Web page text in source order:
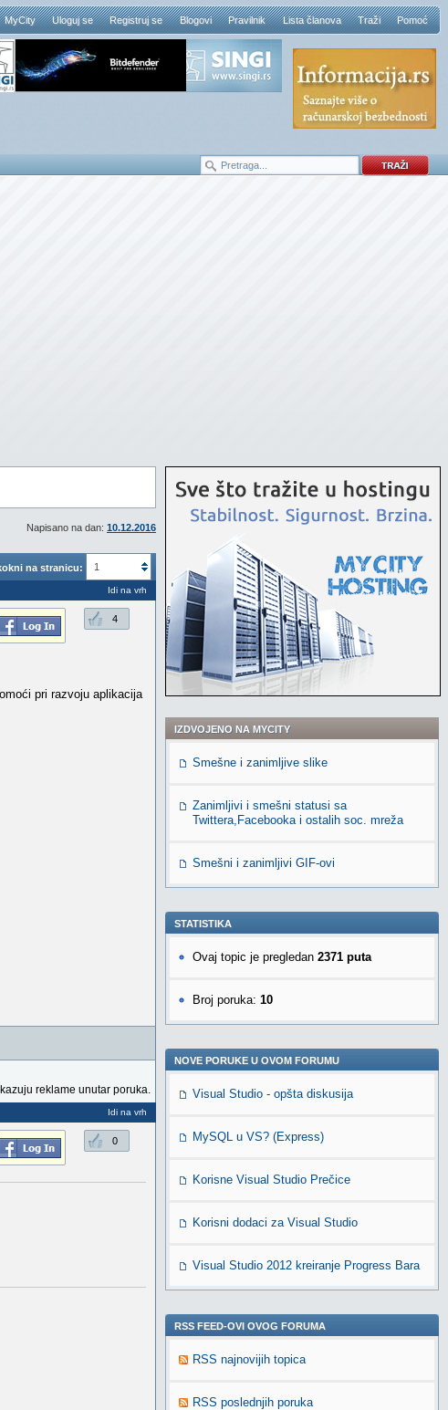
MyCity Uloguj se Registruj se Blogovi Pravilnik Lista članova Traži Pomoć
Napisano na dan: 10.12.2016
na stranicu: 1
Idi na vrh
4
pri razvoju aplikacija
reklame unutar poruka.
Idi na vrh
0
IZDVOJENO NA MYCITY
Smešne i zanimljive slike
Zanimljivi i smešni statusi sa
Twittera,Facebooka i ostalih soc. mreža
Smešni i zanimljivi GIF-ovi
STATISTIKA
Ovaj topic je pregledan 2371 puta
Broj poruka: 10
NOVE PORUKE U OVOM FORUMU
Visual Studio - opšta diskusija
MySQL u VS? (Express)
Korisne Visual Studio Prečice
Korisni dodaci za Visual Studio
Visual Studio 2012 kreiranje Progress Bara
RSS FEED-OVI OVOG FORUMA
RSS najnovijih topica
RSS poslednjih poruka